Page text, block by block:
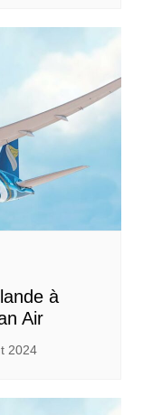
à
Air
2024